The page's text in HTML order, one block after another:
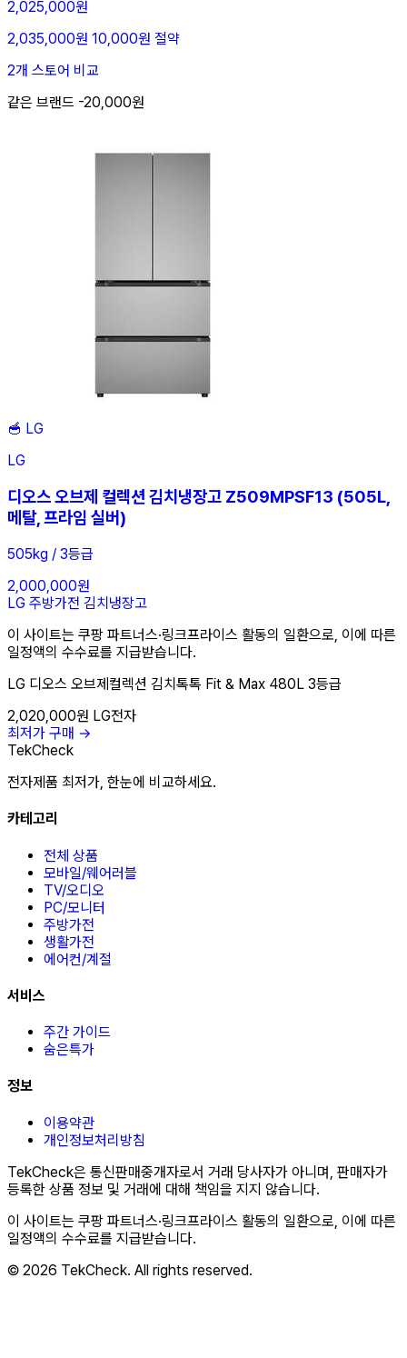
2,025,000원
2,035,000원 10,000원 절약
2개 스토어 비교
같은 브랜드 -20,000원
🥣 LG
LG
디오스 오브제 컬렉션 김치냉장고 Z509MPSF13 (505L,
메탈, 프라임 실버)
505kg / 3등급
2,000,000원
LG 주방가전 김치냉장고
이 사이트는 쿠팡 파트너스·링크프라이스 활동의 일환으로, 이에 따른
일정액의 수수료를 지급받습니다.
LG 디오스 오브제컬렉션 김치톡톡 Fit & Max 480L 3등급
2,020,000원 LG전자
최저가 구매 →
TekCheck
전자제품 최저가, 한눈에 비교하세요.
카테고리
전체 상품
모바일/웨어러블
TV/오디오
PC/모니터
주방가전
생활가전
에어컨/계절
서비스
주간 가이드
숨은특가
정보
이용약관
개인정보처리방침
TekCheck은 통신판매중개자로서 거래 당사자가 아니며, 판매자가
등록한 상품 정보 및 거래에 대해 책임을 지지 않습니다.
이 사이트는 쿠팡 파트너스·링크프라이스 활동의 일환으로, 이에 따른
일정액의 수수료를 지급받습니다.
© 2026 TekCheck. All rights reserved.